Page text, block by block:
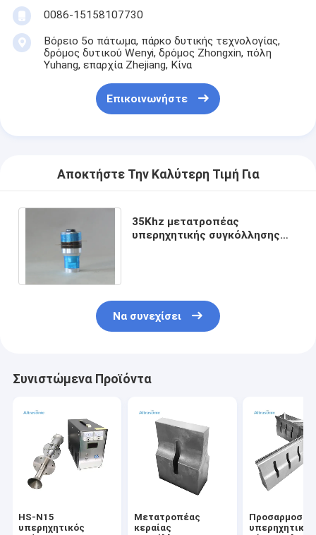
0086-15158107730
Βόρειο 5ο πάτωμα, πάρκο δυτικής τεχνολογίας,
δρόμος δυτικού Wenyi, δρόμος Zhongxin, πόλη
Yuhang, επαρχία Zhejiang, Κίνα
Επικοινωνήστε
Αποκτήστε Την Καλύτερη Τιμή Για
35Khz μετατροπέας
υπερηχητικής συγκόλλησης
Να συνεχίσει
Συνιστώμενα Προϊόντα
HS-N15
υπερηχητικός
Μετατροπέας
κεραίας
υπερηχητικό